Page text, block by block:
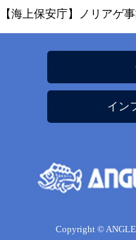
【海上保安庁】ノリアゲ
イン
Copyright ©